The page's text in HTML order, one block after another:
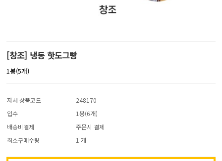
[창조] 냉동 핫도그빵
1봉(5개)
자체 상품코드
248170
입수
1봉(6개)
배송비결제
주문시 결제
최소구매수량
1 개